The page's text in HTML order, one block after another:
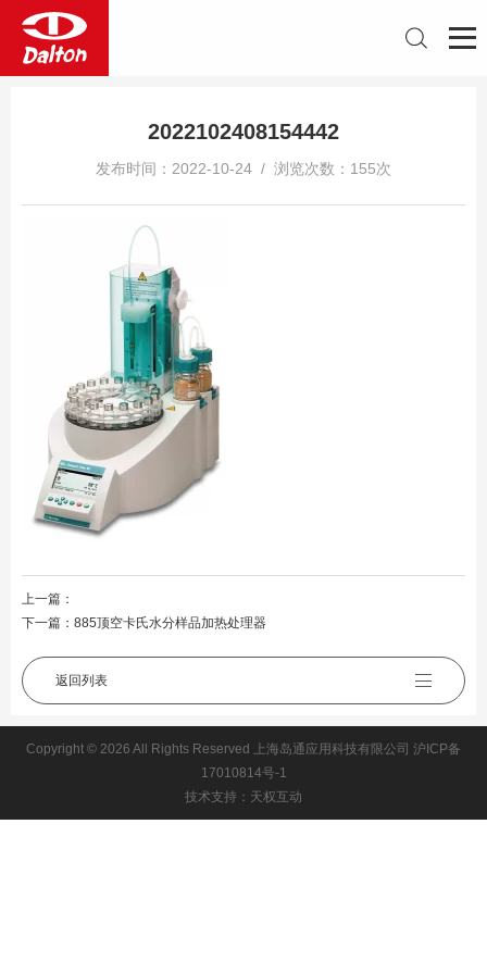
2022102408154442
发布时间：2022-10-24 / 浏览次数：155次
上一篇：
下一篇： 885顶空卡氏水分样品加热处理器
返回列表
Copyright © 2026 All Rights Reserved 上海岛通应用科技有限公司 沪ICP备
17010814号-1
技术支持：天权互动